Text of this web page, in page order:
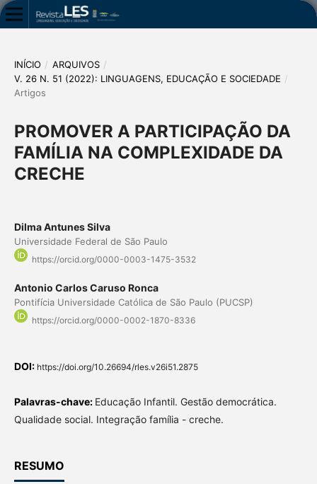
INÍCIO / ARQUIVOS /
V. 26 N. 51 (2022): LINGUAGENS, EDUCAÇÃO E SOCIEDADE /
Artigos
PROMOVER A PARTICIPAÇÃO DA
FAMÍLIA NA COMPLEXIDADE DA
CRECHE
Dilma Antunes Silva
Universidade Federal de São Paulo
https://orcid.org/0000-0003-1475-3532
Antonio Carlos Caruso Ronca
Pontifícia Universidade Católica de São Paulo (PUCSP)
https://orcid.org/0000-0002-1870-8336
DOI: https://doi.org/10.26694/rles.v26i51.2875
Palavras-chave: Educação Infantil. Gestão democrática.
Qualidade social. Integração família - creche.
RESUMO